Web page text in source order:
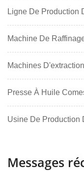
Ligne De Production
Machine De
Machines
Presse À Huile
Usine De Production
Messages